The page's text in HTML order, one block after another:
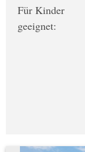
Für Kinder
geeignet: